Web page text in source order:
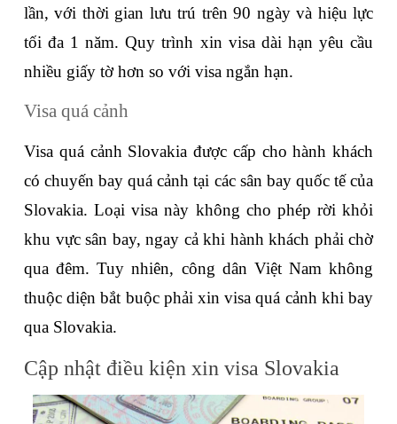
lần, với thời gian lưu trú trên 90 ngày và hiệu lực
tối đa 1 năm. Quy trình xin visa dài hạn yêu cầu
nhiều giấy tờ hơn so với visa ngắn hạn.
Visa quá cảnh
Visa quá cảnh Slovakia được cấp cho hành khách
có chuyến bay quá cảnh tại các sân bay quốc tế của
Slovakia. Loại visa này không cho phép rời khỏi
khu vực sân bay, ngay cả khi hành khách phải chờ
qua đêm. Tuy nhiên, công dân Việt Nam không
thuộc diện bắt buộc phải xin visa quá cảnh khi bay
qua Slovakia.
Cập nhật điều kiện xin visa Slovakia